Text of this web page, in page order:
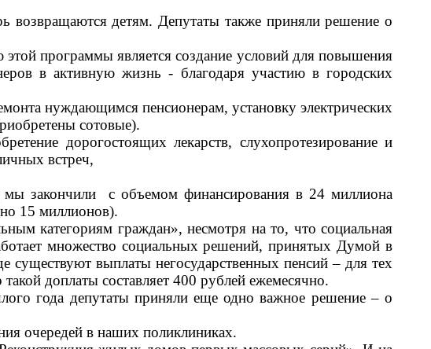
возвращаются детям. Депутаты также приняли решение о
программы является создание условий для повышения
в активную жизнь - благодаря участию в городских
нуждающимся пенсионерам, установку электрических
сотовые).
дорогостоящих лекарств, слухопротезирование и
встреч,
закончили с объемом финансирования в 24 миллиона
15 миллионов).
категориям граждан», несмотря на то, что социальная
множество социальных решений, принятых Думой в
существуют выплаты негосударственных пенсий– для тех
доплаты составляет 400 рублей ежемесячно.
года депутаты приняли еще одно важное решение–о
очередей в наших поликлиниках.